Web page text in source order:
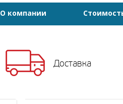
О компании
Доставка